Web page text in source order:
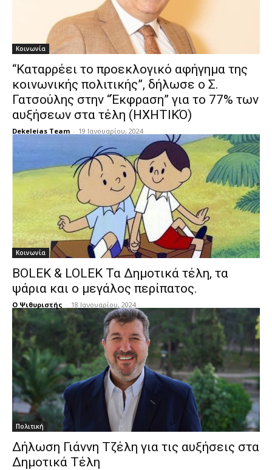
Κοινωνία
“Καταρρέει το προεκλογικό αφήγημα της
κοινωνικής πολιτικής”, δήλωσε ο Σ.
Γατσούλης στην “Έκφραση” για το 77% των
αυξήσεων στα τέλη (ΗΧΗΤΙΚΌ)
Dekeleias Team - 19 Ιανουαρίου, 2024
Κοινωνία
BOLEK & LOLEK Τα Δημοτικά τέλη, τα
ψάρια και ο μεγάλος περίπατος.
Ο Ψιθυριστής - 18 Ιανουαρίου, 2024
Πολιτική
Δήλωση Γιάννη Τζέλη για τις αυξήσεις στα
Δημοτικά Τέλη